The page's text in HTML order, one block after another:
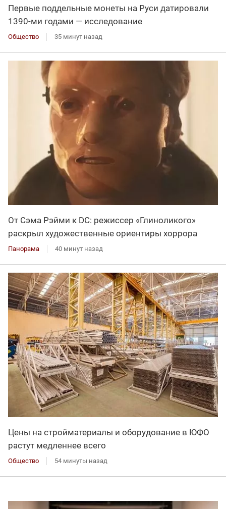
Первые поддельные монеты на Руси датировали
1390-ми годами — исследование
Общество 35 минут назад
От Сэма Рэйми к DC: режиссер «Глиноликого»
раскрыл художественные ориентиры хоррора
Панорама 40 минут назад
Цены на стройматериалы и оборудование в ЮФО
растут медленнее всего
Общество 54 минуты назад